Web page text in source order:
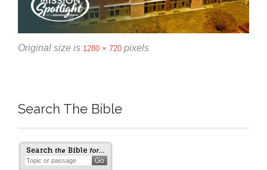
Original size is 1280 × 720 pixels
Search The Bible